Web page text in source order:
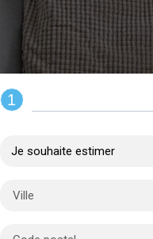
REMPLIR
1